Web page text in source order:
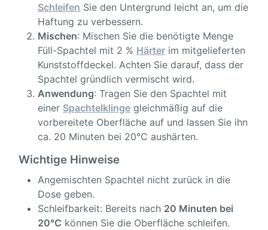
Schleifen Sie den Untergrund leicht an, um die
Haftung zu verbessern.
Mischen: Mischen Sie die benötigte Menge
Füll-Spachtel mit 2 % Härter im mitgelieferten
Kunststoffdeckel. Achten Sie darauf, dass der
Spachtel gründlich vermischt wird.
Anwendung: Tragen Sie den Spachtel mit
einer Spachtelklinge gleichmäßig auf die
vorbereitete Oberfläche auf und lassen Sie ihn
ca. 20 Minuten bei 20°C aushärten.
Wichtige Hinweise
Angemischten Spachtel nicht zurück in die
Dose geben.
Schleifbarkeit: Bereits nach 20 Minuten bei
20°C können Sie die Oberfläche schleifen.